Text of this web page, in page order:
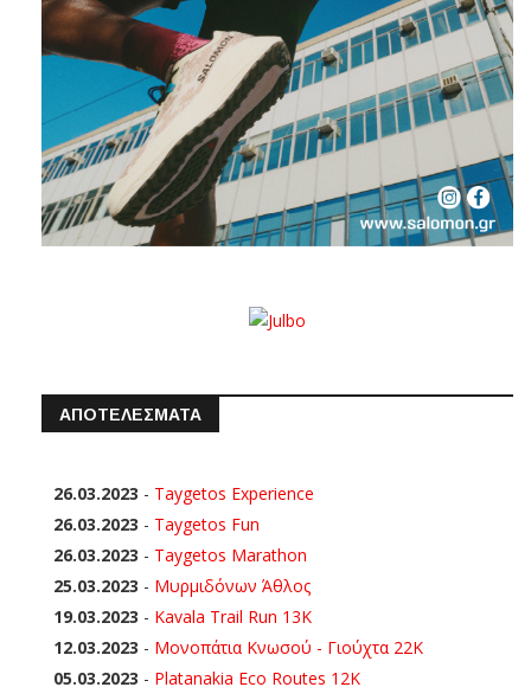
ΑΠΟΤΕΛΕΣΜΑΤΑ
26.03.2023 - Taygetos Experience
26.03.2023 - Taygetos Fun
26.03.2023 - Taygetos Marathon
25.03.2023 - Μυρμιδόνων Άθλος
19.03.2023 - Kavala Trail Run 13K
12.03.2023 - Μονοπάτια Κνωσού - Γιούχτα 22Κ
05.03.2023 - Platanakia Eco Routes 12K